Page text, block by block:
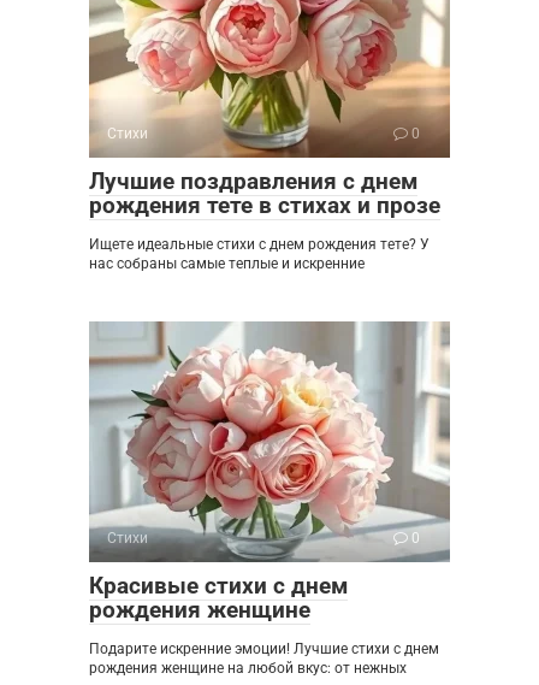
Стихи 0
Лучшие поздравления с днем
рождения тете в стихах и прозе
Ищете идеальные стихи с днем рождения тете? У
нас собраны самые теплые и искренние
Стихи 0
Красивые стихи с днем
рождения женщине
Подарите искренние эмоции! Лучшие стихи с днем
рождения женщине на любой вкус: от нежных